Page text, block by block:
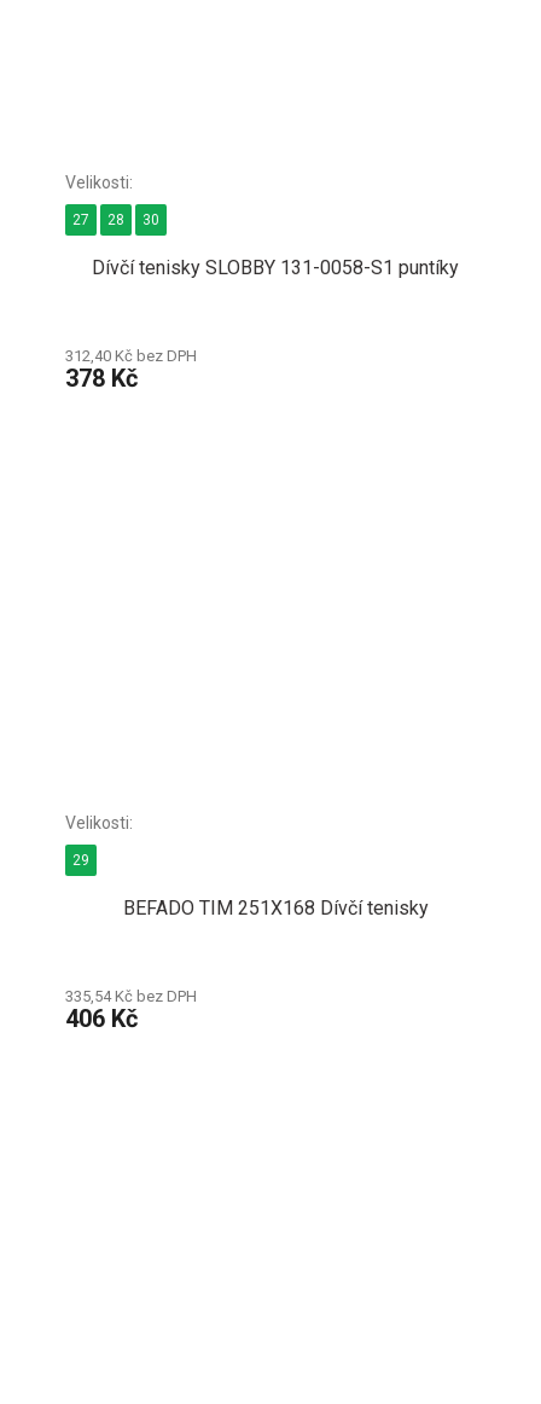
Dívčí tenisky SLOBBY 131-0058-S1 puntíky
312,40 Kč bez DPH
378 Kč
27 28 30
BEFADO TIM 251X168 Dívčí tenisky
335,54 Kč bez DPH
406 Kč
29